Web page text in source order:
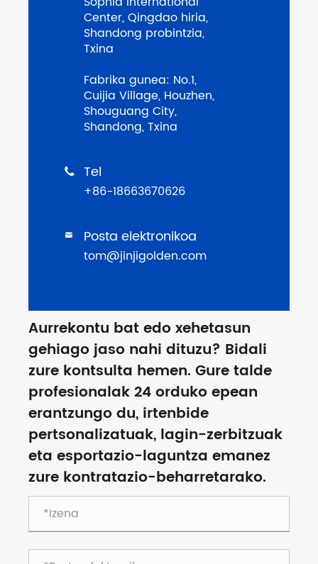
Center, Qingdao hiria,
Shandong probintzia,
Txina
Fabrika gunea: No.1,
Cuijia Village, Houzhen,
Shouguang City,
Shandong, Txina
 Tel
+86-18663670626
 Posta elektronikoa
tom@jinjigolden.com
Aurrekontu bat edo xehetasun
gehiago jaso nahi dituzu? Bidali
zure kontsulta hemen. Gure talde
profesionalak 24 orduko epean
erantzungo du, irtenbide
pertsonalizatuak, lagin-zerbitzuak
eta esportazio-laguntza emanez
zure kontratazio-beharretarako.